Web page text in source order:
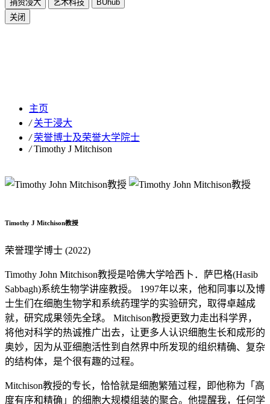
捐资浸大 艺术科技
BUhub
关闭
主页
/ 关于浸大
/ 荣誉博士及荣誉大学院士
/ Timothy J Mitchison
Timothy J Mitchison教授
荣誉理学博士 (2022)
Timothy John Mitchison教授是哈佛大学哈西卜．萨巴格(Hasib
Sabbagh)系统生物学讲座教授。 1997年以来，他和同事以及博
士生们在细胞生物学和系统药理学的实验研究，取得卓越成
就，研究成果领先全球。 Mitchison教授更致力走出科学界，
将他对科学的热诚推广出去，让更多人认识细胞生长和成形的
奥妙，因为从亚细胞活性到自然界中所发现的组织精确、复杂
的结构体，是个很有趣的过程。
Mitchison教授的专长，恰恰就是细胞繁殖过程，即他称为「高
度有序和精确」的细胞大规模组装的聚合。他提醒我，任何学